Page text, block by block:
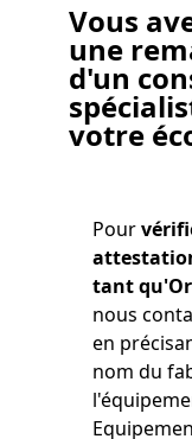
Vous
une
d'un
votre
Pour
tant
nous
en
nom du